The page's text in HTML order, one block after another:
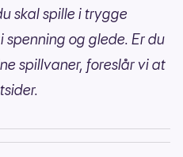
skal spille i trygge
og glede. Er du
spillvaner, foreslår vi at